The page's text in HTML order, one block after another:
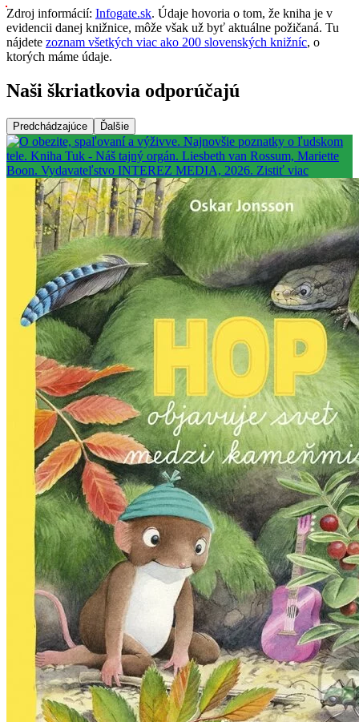
Zdroj informácií: Infogate.sk. Údaje hovoria o tom, že kniha je v
evidencii danej knižnice, môže však už byť aktuálne požičaná. Tu
nájdete zoznam všetkých viac ako 200 slovenských knižníc, o
ktorých máme údaje.
Naši škriatkovia odporúčajú
Predchádzajúce Ďalšie